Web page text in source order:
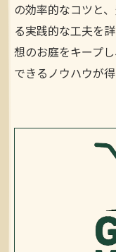
の効率的なコツと
る実践的な工夫を
想のお庭をキープ
できるノウハウが